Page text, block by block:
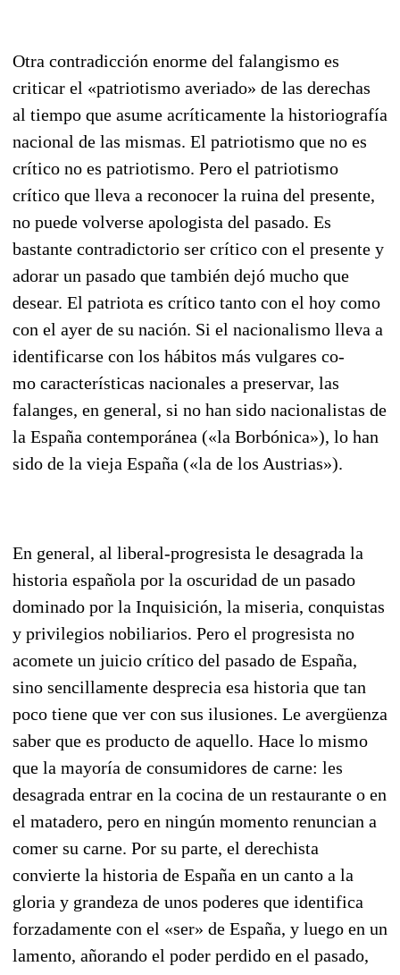
Otra contradicción enorme del falangismo es
criticar el «patriotismo averiado» de las derechas
al tiempo que asume acríticamente la historiografía
nacional de las mismas. El patriotismo que no es
crítico no es patriotismo. Pero el patriotismo
crítico que lleva a reconocer la ruina del presente,
no puede volverse apologista del pasado. Es
bastante contradictorio ser crítico con el presente y
ado­rar un pasado que también dejó mucho que
desear. El patriota es crítico tanto con el hoy como
con el ayer de su nación. Si el nacionalismo lleva a
identificarse con los hábi­tos más vulgares co­
mo características nacionales a preservar, las
falanges, en general, si no han sido nacionalistas de
la España contemporánea («la Borbónica»), lo han
sido de la vieja España («la de los Austrias»).
En general, al liberal-progresista le desagrada la
historia española por la oscuridad de un pasado
dominado por la Inquisición, la miseria, conquistas
y privilegios nobiliarios. Pero el progresista no
acomete un juicio crítico del pasado de España,
sino sencillamente desprecia esa historia que tan
poco tiene que ver con sus ilusiones. Le avergüenza
saber que es producto de aquello. Hace lo mismo
que la mayoría de consumidores de carne: les
desagrada entrar en la cocina de un restau­rante o en
el matadero, pero en ningún momento renuncian a
comer su carne. Por su parte, el de­rechista
convierte la historia de España en un canto a la
gloria y grandeza de unos poderes que identifica
forzadamente con el «ser» de España, y luego en un
lamento, añorando el poder per­dido en el pasado,